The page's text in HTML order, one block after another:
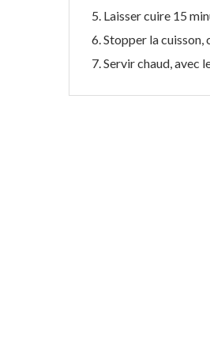
Laisser cuire 15
Stopper la cuisson,
Servir chaud, avec